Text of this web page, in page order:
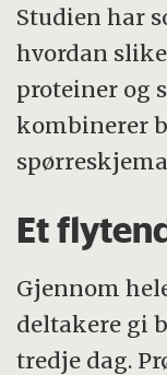
Studien har
hvordan
proteiner og
kombinerer
Et
Gjennom
deltakere gi
tredje dag.